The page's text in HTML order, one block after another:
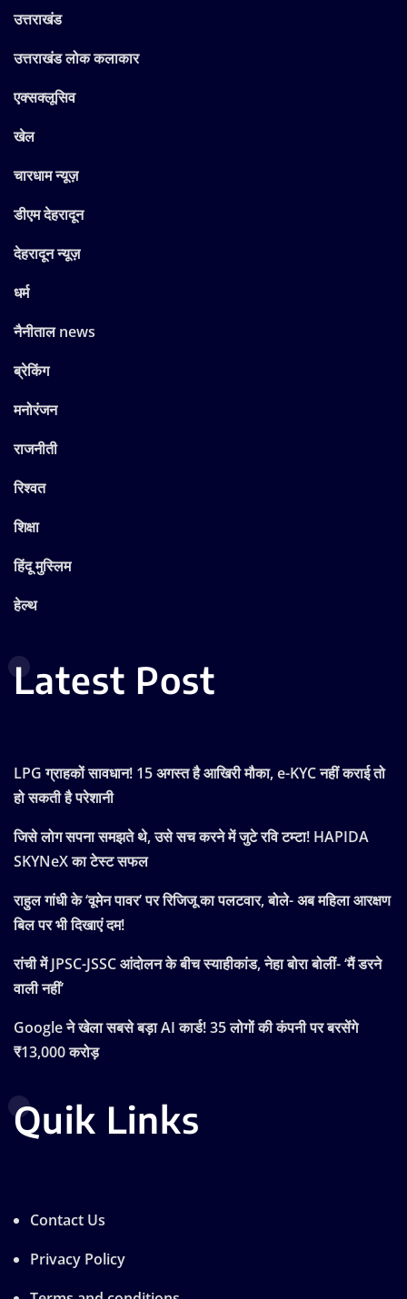
उत्तराखंड
उत्तराखंड लोक कलाकार
एक्सक्लूसिव
खेल
चारधाम न्यूज़
डीएम देहरादून
देहरादून न्यूज़
धर्म
नैनीताल news
ब्रेकिंग
मनोरंजन
राजनीती
रिश्वत
शिक्षा
हिंदू मुस्लिम
हेल्थ
Latest Post
LPG ग्राहकों सावधान! 15 अगस्त है आखिरी मौका, e-KYC नहीं कराई तो
हो सकती है परेशानी
जिसे लोग सपना समझते थे, उसे सच करने में जुटे रवि टम्टा! HAPIDA
SKYNeX का टेस्ट सफल
राहुल गांधी के ‘वूमेन पावर’ पर रिजिजू का पलटवार, बोले- अब महिला आरक्षण
बिल पर भी दिखाएं दम!
रांची में JPSC-JSSC आंदोलन के बीच स्याहीकांड, नेहा बोरा बोलीं- ‘मैं डरने
वाली नहीं’
Google ने खेला सबसे बड़ा AI कार्ड! 35 लोगों की कंपनी पर बरसेंगे
₹13,000 करोड़
Quik Links
Contact Us
Privacy Policy